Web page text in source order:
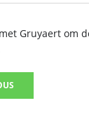
Gruyaert om